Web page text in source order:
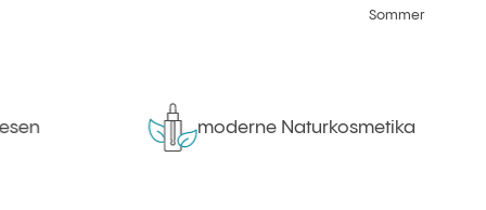
Sommer
moderne Naturkosmetika